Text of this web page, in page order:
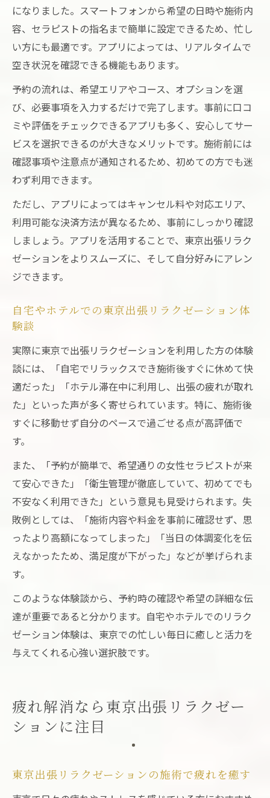
になりました。スマートフォンから希望の日時や施術内
容、セラピストの指名まで簡単に設定できるため、忙し
い方にも最適です。アプリによっては、リアルタイムで
空き状況を確認できる機能もあります。
予約の流れは、希望エリアやコース、オプションを選
び、必要事項を入力するだけで完了します。事前に口コ
ミや評価をチェックできるアプリも多く、安心してサー
ビスを選択できるのが大きなメリットです。施術前には
確認事項や注意点が通知されるため、初めての方でも迷
わず利用できます。
ただし、アプリによってはキャンセル料や対応エリア、
利用可能な決済方法が異なるため、事前にしっかり確認
しましょう。アプリを活用することで、東京出張リラク
ゼーションをよりスムーズに、そして自分好みにアレン
ジできます。
自宅やホテルでの東京出張リラクゼーション体
験談
実際に東京で出張リラクゼーションを利用した方の体験
談には、「自宅でリラックスでき施術後すぐに休めて快
適だった」「ホテル滞在中に利用し、出張の疲れが取れ
た」といった声が多く寄せられています。特に、施術後
すぐに移動せず自分のペースで過ごせる点が高評価で
す。
また、「予約が簡単で、希望通りの女性セラピストが来
て安心できた」「衛生管理が徹底していて、初めてでも
不安なく利用できた」という意見も見受けられます。失
敗例としては、「施術内容や料金を事前に確認せず、思
ったより高額になってしまった」「当日の体調変化を伝
えなかったため、満足度が下がった」などが挙げられま
す。
このような体験談から、予約時の確認や希望の詳細な伝
達が重要であると分かります。自宅やホテルでのリラク
ゼーション体験は、東京での忙しい毎日に癒しと活力を
与えてくれる心強い選択肢です。
疲れ解消なら東京出張リラクゼー
ションに注目
東京出張リラクゼーションの施術で疲れを癒す